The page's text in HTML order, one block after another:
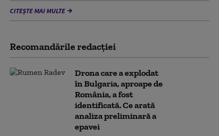
CITEȘTE MAI MULTE
Recomandările redacţiei
Drona care a explodat
în Bulgaria, aproape de
România, a fost
identificată. Ce arată
analiza preliminară a
epavei